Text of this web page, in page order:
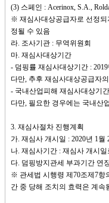
(3) 스페인 : Acerinox, S.A.,
※ 재심사대상공급자로 선정되
정될 수 있음
라. 조사기관 : 무역위원회
마. 재심사대상기간
- 덤핑률 재심사대상기간 :
다만, 추후 재심사대상공급자
- 국내산업피해 재심사대상기
다만, 필요한 경우에는 국내산
3. 재심사절차 진행계획
가. 재심사 개시일 : 2020년 1월
나. 재심사기간 : 재심사 개시
다. 덤핑방지관세 부과기간 연
※ 관세법 시행령 제70조제7항
간 중 당해 조치의 효력은 계속